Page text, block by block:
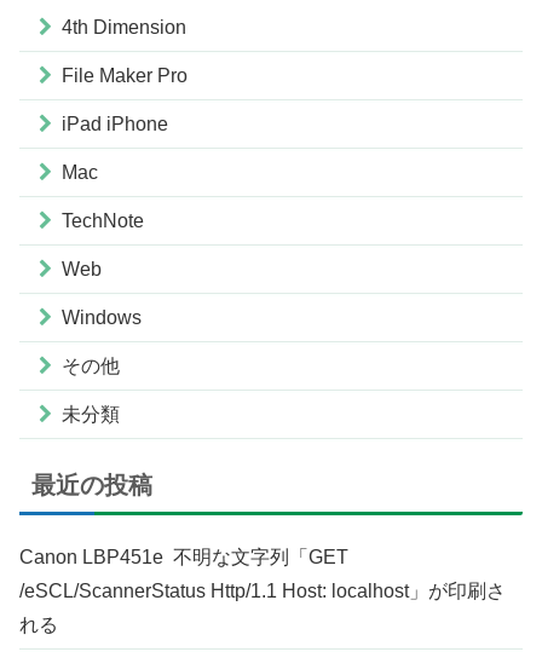
4th Dimension
File Maker Pro
iPad iPhone
Mac
TechNote
Web
Windows
その他
未分類
最近の投稿
Canon LBP451e 不明な文字列「GET
/eSCL/ScannerStatus Http/1.1 Host: localhost」が印刷さ
れる